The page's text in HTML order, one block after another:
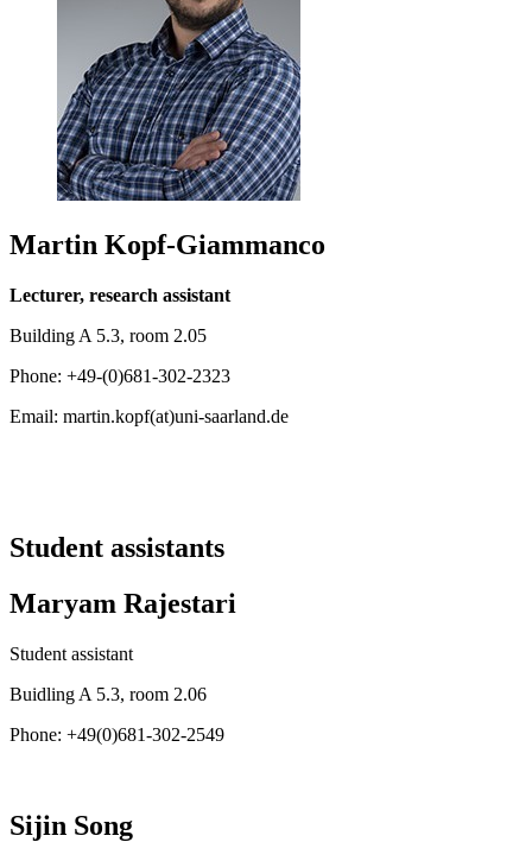
Martin Kopf-Giammanco
Lecturer, research assistant
Building A 5.3, room 2.05
Phone: +49-(0)681-302-2323
Email: martin.kopf(at)uni-saarland.de
Student assistants
Maryam Rajestari
Student assistant
Buidling A 5.3, room 2.06
Phone: +49(0)681-302-2549
Sijin Song